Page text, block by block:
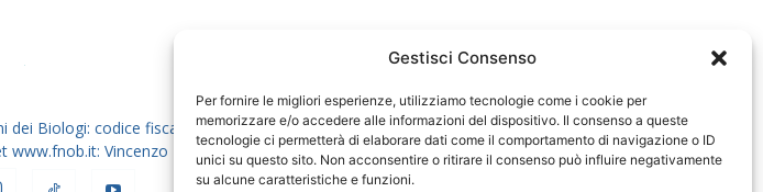
Gestisci Consenso
Per fornire le migliori esperienze, utilizziamo tecnologie come i cookie per
memorizzare e/o accedere alle informazioni del dispositivo. Il consenso a queste
tecnologie ci permetterà di elaborare dati come il comportamento di navigazione o ID
unici su questo sito. Non acconsentire o ritirare il consenso può influire negativamente
su alcune caratteristiche e funzioni.
dei Biologi: codice fiscale 80069130583
www.fnob.it: Vincenzo D'Anna